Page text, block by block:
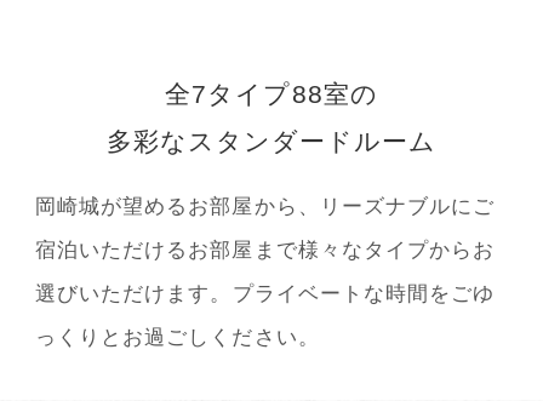
全7タイプ88室の
多彩なスタンダードルーム
岡崎城が望めるお部屋から、リーズナブルにご
宿泊いただけるお部屋まで様々なタイプからお
選びいただけます。 プライベートな時間をごゆ
っくりとお過ごしください。